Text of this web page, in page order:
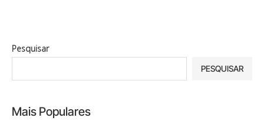
Pesquisar
PESQUISAR
Mais Populares